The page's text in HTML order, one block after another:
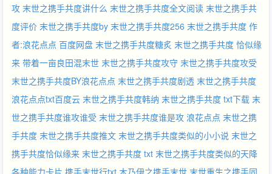
攻 末世之携手共度讲什么 末世之携手共度全文阅读 末世之携手共
度评价 末世之携手共度by 末世之携手共度256 末世之携手共度 作
者:浪花点点 百度网盘 末世之携手共度糖炙 末世之携手共度 恰似缘
来 带着一亩良田混末世 末世之携手共度攻守 末世之携手共度攻受
末世之携手共度BY浪花点点 末世之携手共度剧透 末世之携手共度
浪花点点txt百度云 末世之携手共度韩纳 末世之携手共度 txt下载 末
世之携手共度谁攻谁受 末世之携手共度谁是攻 浪花点点 末世之携
手共度 末世之携手共度推文 末世之携手共度类似的小小说 末世之
携手共度恰似缘来 末世之携手共度 txt 末世之携手共度类似的天降
各种能力卡片 携手末世行txt 木乃伊之携手末世 末世重生之携手同